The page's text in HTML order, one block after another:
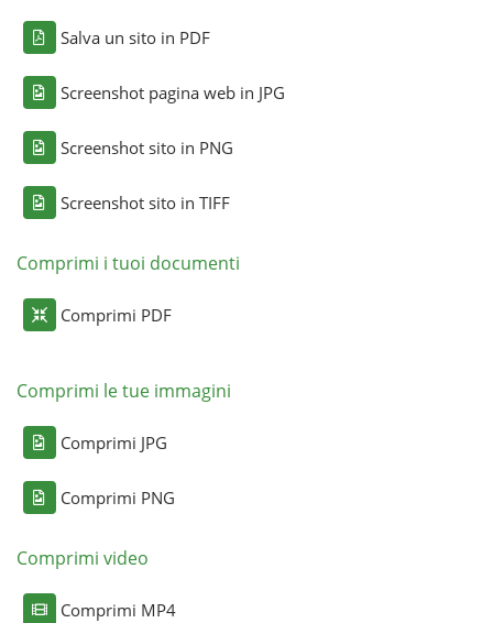
Salva un sito in PDF
Screenshot pagina web in JPG
Screenshot sito in PNG
Screenshot sito in TIFF
Comprimi i tuoi documenti
Comprimi PDF
Comprimi le tue immagini
Comprimi JPG
Comprimi PNG
Comprimi video
Comprimi MP4